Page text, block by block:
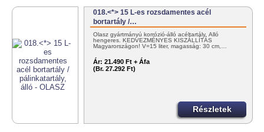
018.<*> 15 L-es rozsdamentes acél
bortartály /…
Olasz gyártmányú korrózió-álló acéltartály. Álló
hengeres. KEDVEZMÉNYES KISZÁLLÍTÁS
Magyarországon! V=15 liter, magasság: 30 cm,…
Ár: 21.490 Ft + Áfa
(Br. 27.292 Ft)
Részletek